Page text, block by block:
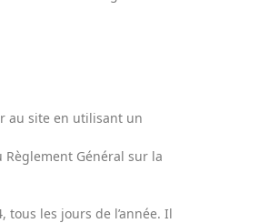
au site en utilisant un
Général sur la
tous les jours de l’année. Il